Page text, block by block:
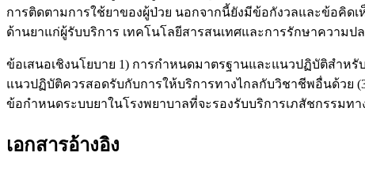
การติดตามการใช้ยาของผู้ป่วย นอกจากนี้ยังมีข้อกังวลและข้อคิด
ด้านยาแก่ผู้รับบริการ เทคโนโลยีสารสนเทศและการรักษาความ
ข้อเสนอเชิงนโยบาย 1) การกำหนดมาตรฐานและแนวปฏิบัติสำห
แนวปฏิบัติควรสอดรับกับการให้บริการทางไกลกับวิชาชีพอื่นด้วย
ข้อกำหนดระบบยาในโรงพยาบาลที่จะรองรับบริการเภสัชกรรม
เอกสารอ้างอิง